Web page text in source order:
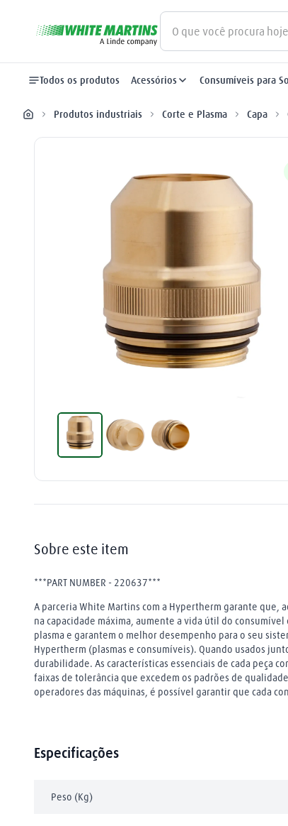
O que você procura hoje?
Todos os produtos Acessórios Consumíveis para
Produtos industriais Corte e Plasma Capa
Sobre este item
***PART NUMBER - 220637***
A parceria White Martins com a Hypertherm garante que,
na capacidade máxima, aumente a vida útil do
plasma e garantem o melhor desempenho para o seu
Hypertherm (plasmas e consumíveis). Quando usados
durabilidade. As características essenciais de cada peça
faixas de tolerância que excedem os padrões de
operadores das máquinas, é possível garantir que cada
Especificações
Peso (Kg)
Termos mais buscados
gás
2º oxigênio
7º arame mig
9º tocha
10ºextensão